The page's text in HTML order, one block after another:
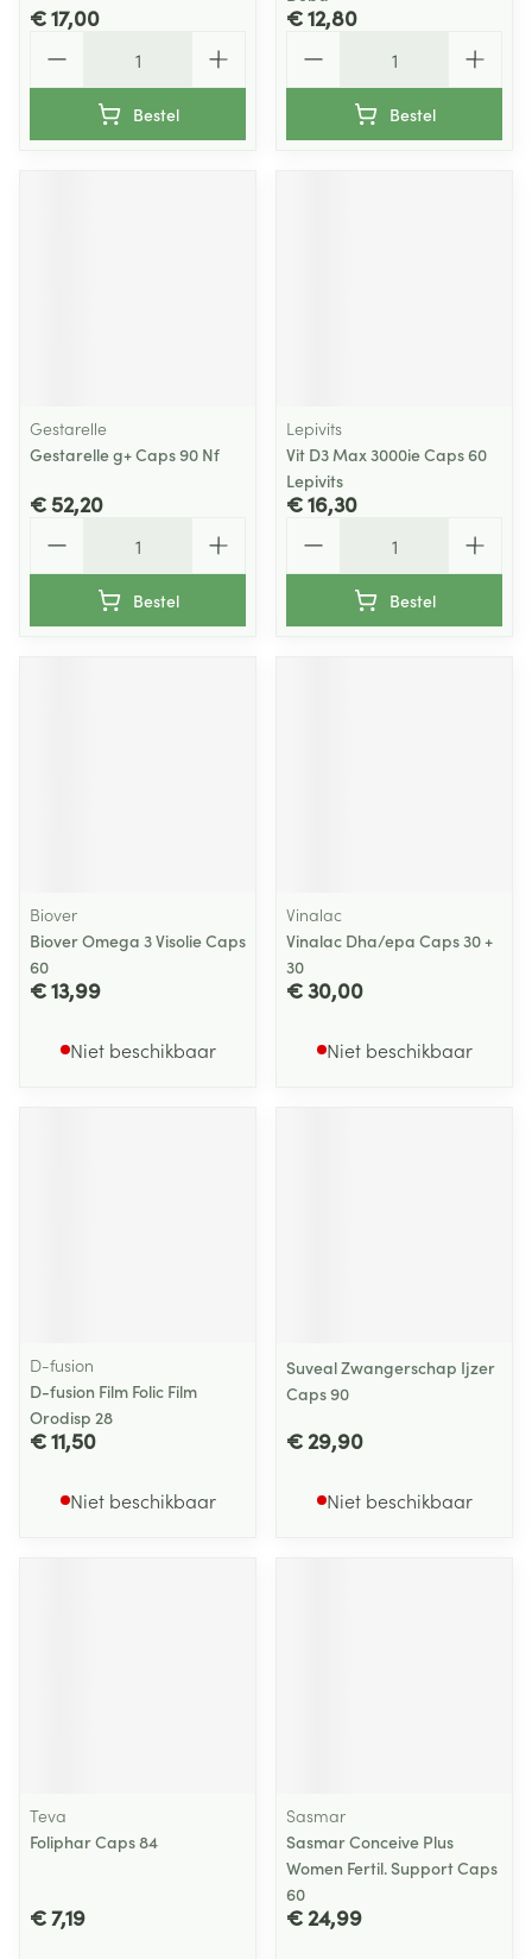
€ 17,00
Bestel
€ 12,80
Bestel
Gestarelle
Gestarelle g+ Caps 90 Nf
€ 52,20
Bestel
Lepivits
Vit D3 Max 3000ie Caps 60
Lepivits
€ 16,30
Bestel
Biover
Biover Omega 3 Visolie Caps
60
€ 13,99
Niet beschikbaar
Vinalac
Vinalac Dha/epa Caps 30 +
30
€ 30,00
Niet beschikbaar
D-fusion
D-fusion Film Folic Film
Orodisp 28
€ 11,50
Niet beschikbaar
Suveal Zwangerschap Ijzer
Caps 90
€ 29,90
Niet beschikbaar
Teva
Foliphar Caps 84
€ 7,19
Sasmar
Sasmar Conceive Plus
Women Fertil. Support Caps
60
€ 24,99